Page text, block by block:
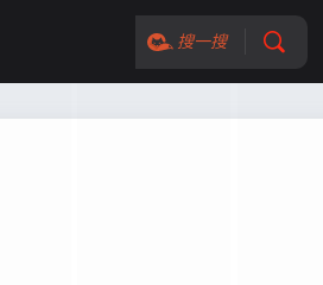
搜一搜